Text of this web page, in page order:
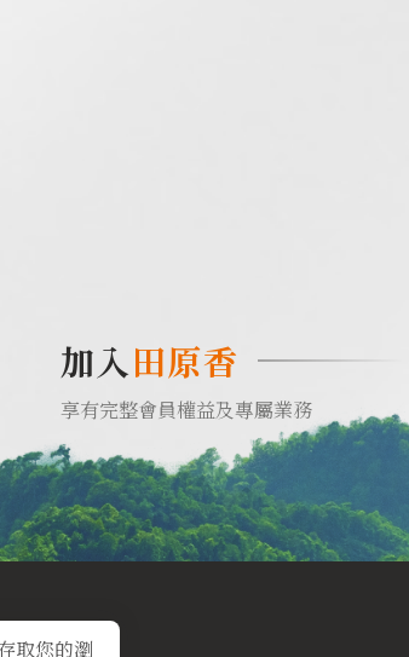
取您的瀏
加入田原香
享有完整會員權益及專屬業務